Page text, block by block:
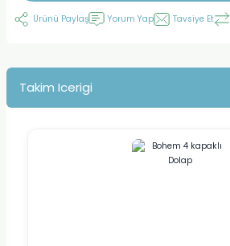
Ürünü Paylaş Yorum Yap Tavsiye Et
Takim Icerigi